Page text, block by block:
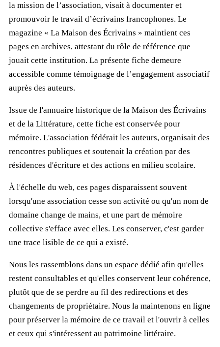
la mission de l’association, visait à documenter et
promouvoir le travail d’écrivains francophones. Le
magazine « La Maison des Écrivains » maintient ces
pages en archives, attestant du rôle de référence que
jouait cette institution. La présente fiche demeure
accessible comme témoignage de l’engagement associatif
auprès des auteurs.
Issue de l'annuaire historique de la Maison des Écrivains
et de la Littérature, cette fiche est conservée pour
mémoire. L'association fédérait les auteurs, organisait des
rencontres publiques et soutenait la création par des
résidences d'écriture et des actions en milieu scolaire.
À l'échelle du web, ces pages disparaissent souvent
lorsqu'une association cesse son activité ou qu'un nom de
domaine change de mains, et une part de mémoire
collective s'efface avec elles. Les conserver, c'est garder
une trace lisible de ce qui a existé.
Nous les rassemblons dans un espace dédié afin qu'elles
restent consultables et qu'elles conservent leur cohérence,
plutôt que de se perdre au fil des redirections et des
changements de propriétaire. Nous la maintenons en ligne
pour préserver la mémoire de ce travail et l'ouvrir à celles
et ceux qui s'intéressent au patrimoine littéraire.